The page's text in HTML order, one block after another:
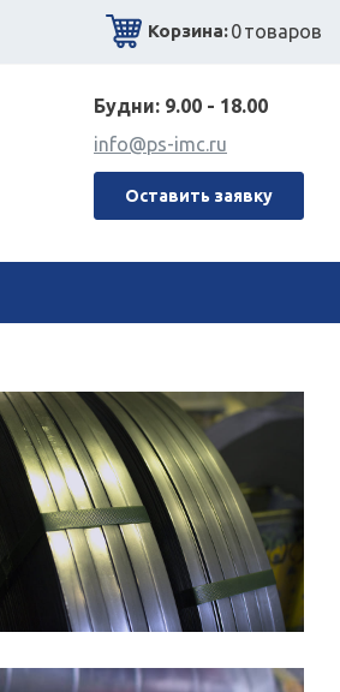
Корзина:0товаров
Будни: 9.00 - 18.00
info@ps-imc.ru
Оставить заявку